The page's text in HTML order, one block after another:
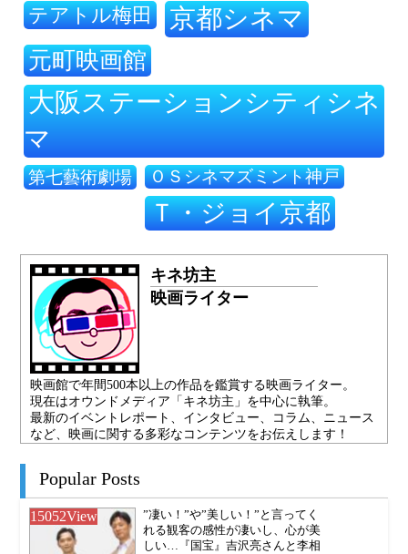
テアトル梅田 京都シネマ
元町映画館
大阪ステーションシティシネ
マ
第七藝術劇場 ＯＳシネマズミント神戸
Ｔ・ジョイ京都
キネ坊主
映画ライター
映画館で年間500本以上の作品を鑑賞する映画ライター。
現在はオウンドメディア「キネ坊主」を中心に執筆。
最新のイベントレポート、インタビュー、コラム、ニュース
など、映画に関する多彩なコンテンツをお伝えします！
Popular Posts
15052View
”凄い！”や”美しい！”と言ってく
れる観客の感性が凄いし、心が美
しい…『国宝』吉沢亮さんと李相